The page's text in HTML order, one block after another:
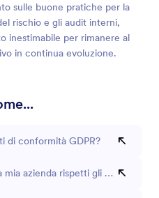
sulle buone pratiche per la
rischio e gli audit interni,
inestimabile per rimanere al
in continua evoluzione.
di conformità GDPR?
azienda rispetti gli standard